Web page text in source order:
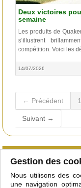
Deux victoires
semaine
Les produits de
s’illustrent
compétition. Voici les
14/07/2026
← Précédent 1
Suivant →
Gestion des
Nous utilisons des
une navigation